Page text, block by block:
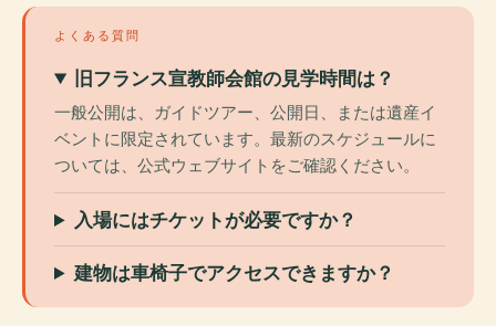
よくある質問
旧フランス宣教師会館の見学時間は？
一般公開は、ガイドツアー、公開日、または遺産イ
ベントに限定されています。最新のスケジュールに
ついては、公式ウェブサイトをご確認ください。
入場にはチケットが必要ですか？
建物は車椅子でアクセスできますか？